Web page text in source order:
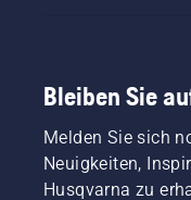
Bleiben Sie
Melden Sie sich
Neuigkeiten,
Husqvarna zu